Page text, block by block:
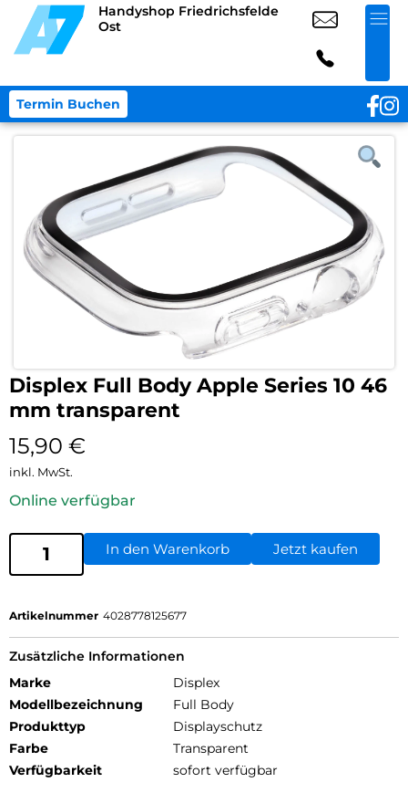
Handyshop Friedrichsfelde
Ost
Termin Buchen
Displex Full Body Apple Series 10 46
mm transparent
15,90 €
inkl. MwSt.
Online verfügbar
In den Warenkorb Jetzt kaufen
Artikelnummer 4028778125677
Zusätzliche Informationen
Marke
Displex
Modellbezeichnung
Full Body
Produkttyp
Displayschutz
Farbe
Transparent
Verfügbarkeit
sofort verfügbar